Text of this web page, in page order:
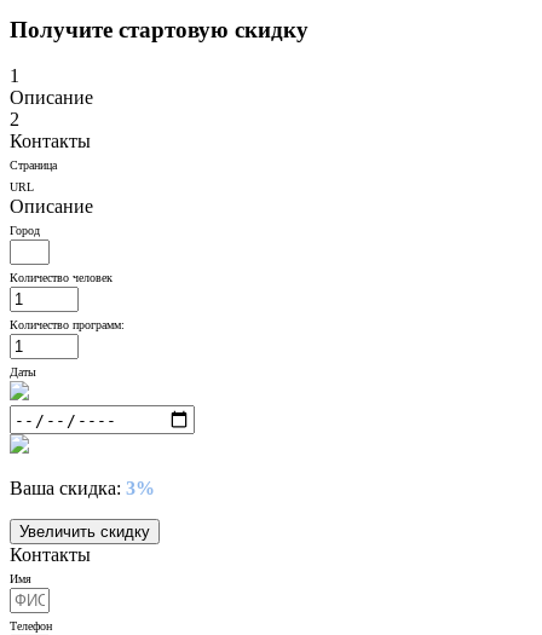
Получите стартовую скидку
1
Описание
2
Контакты
Страница
URL
Описание
Город
Количество человек
Количество программ:
Даты
Ваша скидка: 3%
Увеличить скидку
Контакты
Имя
Телефон